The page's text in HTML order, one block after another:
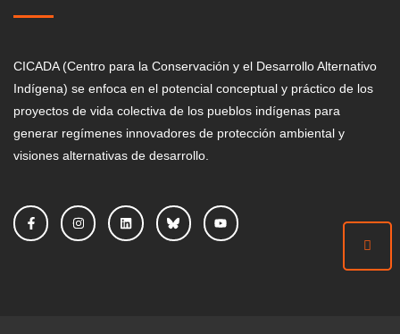
CICADA (Centro para la Conservación y el Desarrollo Alternativo
Indígena) se enfoca en el potencial conceptual y práctico de los
proyectos de vida colectiva de los pueblos indígenas para
generar regímenes innovadores de protección ambiental y
visiones alternativas de desarrollo.